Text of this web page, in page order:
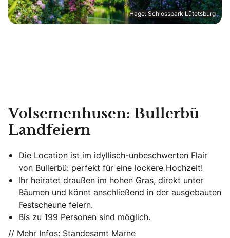
Hage: Schlosspark Lütetsburg
Volsemenhusen: Bullerbü
Landfeiern
Die Location ist im idyllisch-unbeschwerten Flair
von Bullerbü: perfekt für eine lockere Hochzeit!
Ihr heiratet draußen im hohen Gras, direkt unter
Bäumen und könnt anschließend in der ausgebauten
Festscheune feiern.
Bis zu 199 Personen sind möglich.
// Mehr Infos: Standesamt Marne